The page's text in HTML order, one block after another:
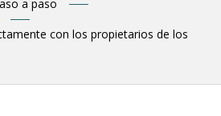
a paso
con los propietarios de los